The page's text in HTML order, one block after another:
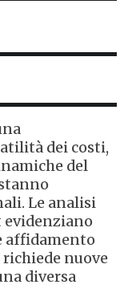
dei costi,
del
Le analisi
evidenziano
affidamento
richiede nuove
diversa